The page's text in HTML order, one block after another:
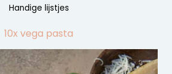
Handige lijstjes
10x vega pasta